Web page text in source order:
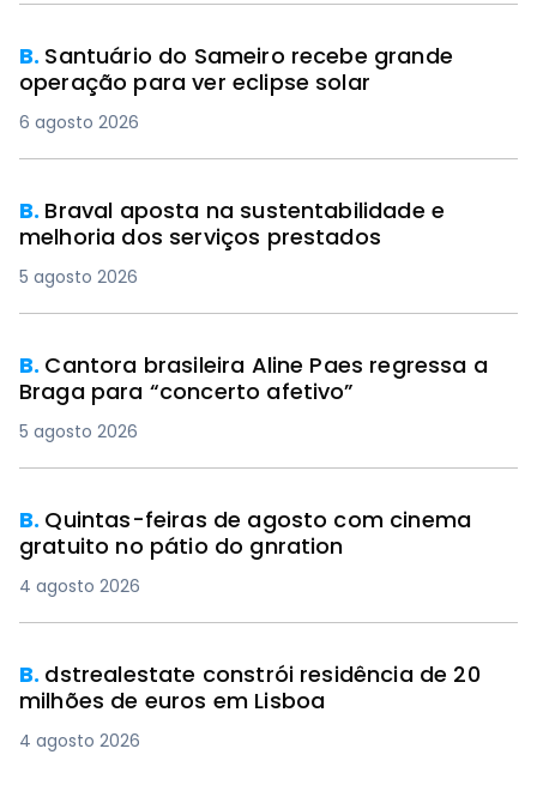
B. Santuário do Sameiro recebe grande
operação para ver eclipse solar
6 agosto 2026
B. Braval aposta na sustentabilidade e
melhoria dos serviços prestados
5 agosto 2026
B. Cantora brasileira Aline Paes regressa a
Braga para “concerto afetivo”
5 agosto 2026
B. Quintas-feiras de agosto com cinema
gratuito no pátio do gnration
4 agosto 2026
B. dstrealestate constrói residência de 20
milhões de euros em Lisboa
4 agosto 2026